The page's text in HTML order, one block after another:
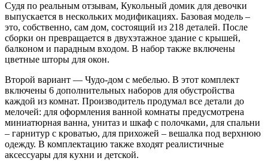
Судя по реальным отзывам, Кукольный домик для девочки
выпускается в нескольких модификациях. Базовая модель –
это, собственно, сам дом, состоящий из 218 деталей. После
сборки он превращается в двухэтажное здание с крышей,
балконом и парадным входом. В набор также включены
цветные шторы для окон.
Второй вариант — Чудо-дом с мебелью. В этот комплект
включены 6 дополнительных наборов для обустройства
каждой из комнат. Производитель продумал все детали до
мелочей: для оформления ванной комнаты предусмотрена
миниатюрная ванна, унитаз и шкаф с полочками, для спальни
– гарнитур с кроватью, для прихожей – вешалка под верхнюю
одежду. В комплектацию также входят реалистичные
аксессуары для кухни и детской.